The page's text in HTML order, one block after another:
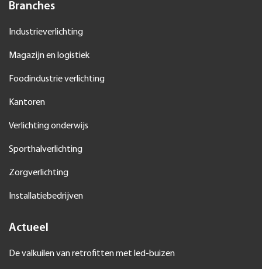
Branches
Industrieverlichting
Magazijn en logistiek
Foodindustrie verlichting
Kantoren
Verlichting onderwijs
Sporthalverlichting
Zorgverlichting
Installatiebedrijven
Actueel
De valkuilen van retrofitten met led-buizen